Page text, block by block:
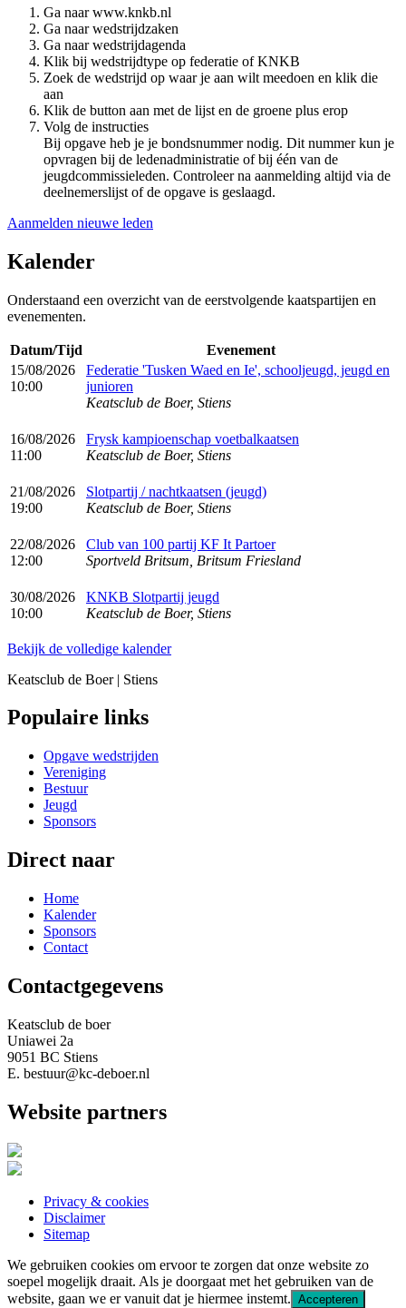
Ga naar www.knkb.nl
Ga naar wedstrijdzaken
Ga naar wedstrijdagenda
Klik bij wedstrijdtype op federatie of KNKB
Zoek de wedstrijd op waar je aan wilt meedoen en klik die
aan
Klik de button aan met de lijst en de groene plus erop
Volg de instructies
Bij opgave heb je je bondsnummer nodig. Dit nummer kun je
opvragen bij de ledenadministratie of bij één van de
jeugdcommissieleden. Controleer na aanmelding altijd via de
deelnemerslijst of de opgave is geslaagd.
Aanmelden nieuwe leden
Kalender
Onderstaand een overzicht van de eerstvolgende kaatspartijen en
evenementen.
Datum/Tijd
Evenement
15/08/2026
10:00
Federatie 'Tusken Waed en Ie', schooljeugd, jeugd en
junioren
Keatsclub de Boer, Stiens
16/08/2026
11:00
Frysk kampioenschap voetbalkaatsen
Keatsclub de Boer, Stiens
21/08/2026
19:00
Slotpartij / nachtkaatsen (jeugd)
Keatsclub de Boer, Stiens
22/08/2026
12:00
Club van 100 partij KF It Partoer
Sportveld Britsum, Britsum Friesland
30/08/2026
10:00
KNKB Slotpartij jeugd
Keatsclub de Boer, Stiens
Bekijk de volledige kalender
Keatsclub de Boer | Stiens
Populaire links
Opgave wedstrijden
Vereniging
Bestuur
Jeugd
Sponsors
Direct naar
Home
Kalender
Sponsors
Contact
Contactgegevens
Keatsclub de boer
Uniawei 2a
9051 BC Stiens
E. bestuur@kc-deboer.nl
Website partners
Privacy & cookies
Disclaimer
Sitemap
We gebruiken cookies om ervoor te zorgen dat onze website zo
soepel mogelijk draait. Als je doorgaat met het gebruiken van de
website, gaan we er vanuit dat je hiermee instemt. Accepteren